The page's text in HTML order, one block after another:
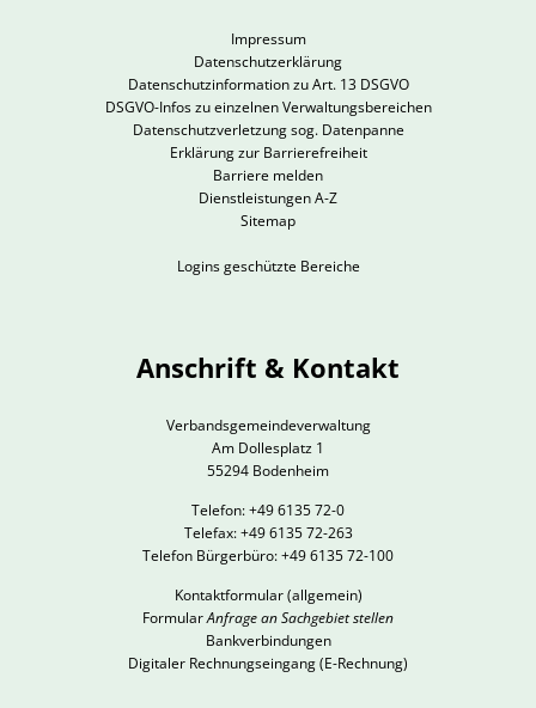
Impressum
Datenschutzerklärung
Datenschutzinformation zu Art. 13 DSGVO
DSGVO-Infos zu einzelnen Verwaltungsbereichen
Datenschutzverletzung sog. Datenpanne
Erklärung zur Barrierefreiheit
Barriere melden
Dienstleistungen A-Z
Sitemap
Logins geschützte Bereiche
Anschrift & Kontakt
Verbandsgemeindeverwaltung
Am Dollesplatz 1
55294 Bodenheim
Telefon: +49 6135 72-0
Telefax: +49 6135 72-263
Telefon Bürgerbüro: +49 6135 72-100
Kontaktformular(allgemein)
FormularAnfrage an Sachgebiet stellen
Bankverbindungen
Digitaler Rechnungseingang (E-Rechnung)